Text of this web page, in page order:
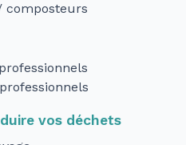
composteurs
vos déchets